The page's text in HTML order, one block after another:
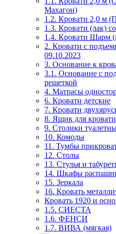
Махагон)
1.2. Кровати 2,0 м
1.3. Кровати (лак)
1.4. Кровати Шарм
2. Кровати с
09.10.2023
3. Основание к
3.1. Основание с
решеткой
4. Матрасы
6. Кровати детские
7. Кровати
8. Ящик для кровати
9. Столики
10. Комоды
11. Тумбы
12. Столы
13. Стулья и
14. Шкафы
15. Зеркала
16. Кровать
Кровать 1920 и
1.5. СИЕСТА
1.6. ФЕНСИ
1.7. ВИВА (мягкая)